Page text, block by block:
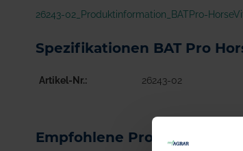
26243-02_Produktinformation_BATPro-
Spezifikationen BAT Pro
Artikel-Nr. 26243-02
Empfohlene Produkte